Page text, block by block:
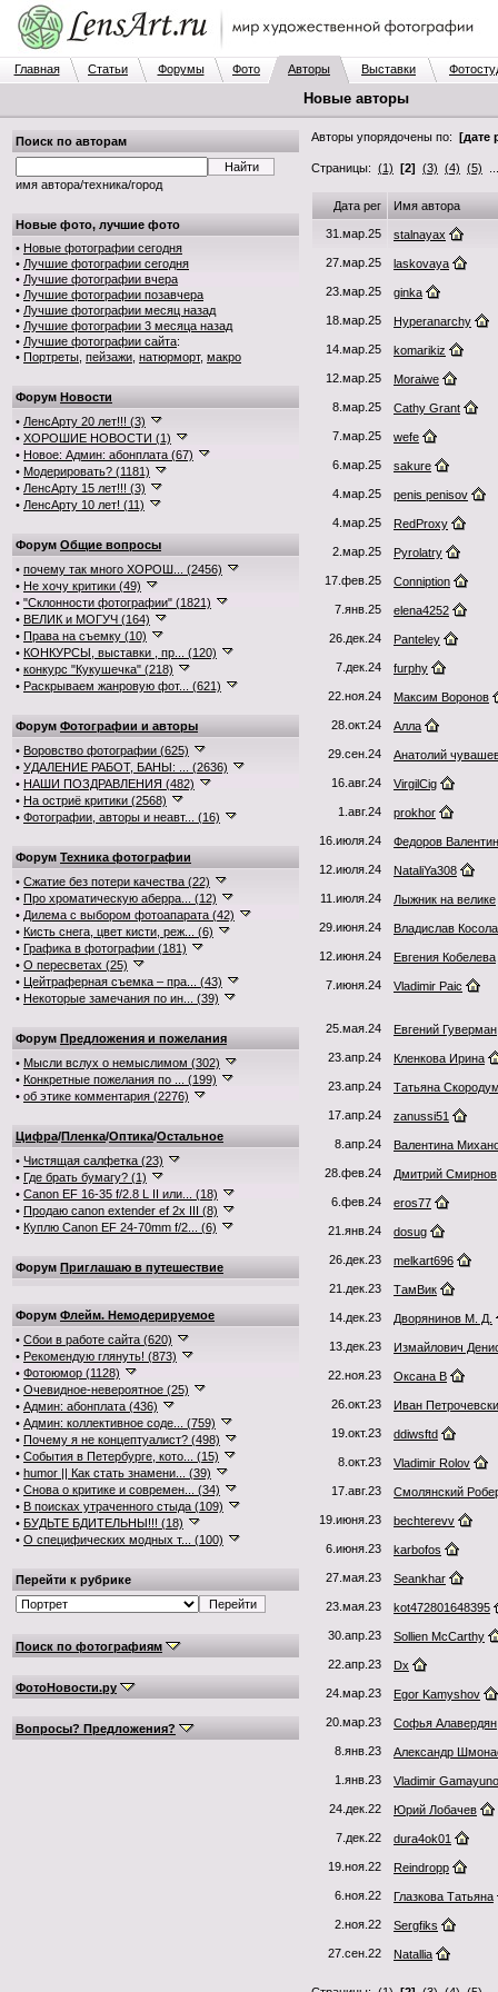
Главная Статьи Форумы Фото Авторы Выставки
Новые авторы
Поиск по авторам
имя автора/техника/город
Новые фото, лучшие фото
• Новые фотографии сегодня
• Лучшие фотографии сегодня
• Лучшие фотографии вчера
• Лучшие фотографии позавчера
• Лучшие фотографии месяц назад
• Лучшие фотографии 3 месяца назад
• Лучшие фотографии сайта:
• Портреты пейзажи натюрморт, макро
Форум Новости
• ЛенсАрту 20 лет!!! (3)
• ХОРОШИЕ НОВОСТИ (1)
• Новое: Админ: абонплата (67)
• Модерировать? (1181)
• ЛенсАрту 15 лет!!! (3)
• ЛенсАрту 10 лет! (11)
Форум Общие вопросы
• почему так много ХОРОШ... (2456)
• Не хочу критики (49)
• "Склонности фотографии" (1821)
• ВЕЛИК и МОГУЧ (164)
• Права на съемку (10)
• КОНКУРСЫ, выставки , пр... (120)
• конкурс "Кукушечка" (218)
• Раскрываем жанровую фот... (621)
Форум Фотографии и авторы
• Воровство фотографии (625)
• УДАЛЕНИЕ РАБОТ, БАНЫ: ... (2636)
• НАШИ ПОЗДРАВЛЕНИЯ (482)
• На остриё критики (2568)
• Фотографии, авторы и неавт... (16)
Форум Техника фотографии
• Сжатие без потери качества (22)
• Про хроматическую аберра... (12)
• Дилема с выбором фотоапарата (42)
• Кисть снега, цвет кисти, реж... (6)
• Графика в фотографии (181)
• О пересветах (25)
• Цейтраферная съемка – пра... (43)
• Некоторые замечания по ин... (39)
Форум Предложения и пожелания
• Мысли вслух о немыслимом (302)
• Конкретные пожелания по ... (199)
• об этике комментария (2276)
Цифра/Пленка/Оптика/Остальное
• Чистящая салфетка (23)
• Где брать бумагу? (1)
• Canon EF 16-35 f/2.8 L II или... (18)
• Продаю canon extender ef 2x III (8)
• Куплю Canon EF 24-70mm f/2... (6)
Форум Приглашаю в путешествие
Форум Флейм. Немодерируемое
• Сбои в работе сайта (620)
• Рекомендую глянуть! (873)
• Фотоюмор (1128)
• Очевидное-невероятное (25)
• Админ: абонплата (436)
• Админ: коллективное соде... (759)
• Почему я не концептуалист? (498)
• События в Петербурге, кото... (15)
• humor || Как стать знамени... (39)
• Снова о критике и современ... (34)
• В поисках утраченного стыда (109)
• БУДЬТЕ БДИТЕЛЬНЫ!!! (18)
• О специфических модных т... (100)
Перейти к рубрике
Поиск по фотографиям
ФотоНовости.ру
Вопросы? Предложения?
Авторы упорядочены по: [дате
Страницы: (1) [2] (3) (4) (5)
Дата рег Имя автора
31.мар.25 stalnayax
27.мар.25 laskovaya
23.мар.25 ginka
18.мар.25 Hyperanarchy
14.мар.25 komarikiz
12.мар.25 Moraiwe
8.мар.25 Cathy Grant
7.мар.25 wefe
6.мар.25 sakure
4.мар.25 penis penisov
4.мар.25 RedProxy
2.мар.25 Pyrolatry
17.фев.25 Conniption
7.янв.25 elena4252
26.дек.24 Panteley
7.дек.24 furphy
22.ноя.24 Максим Воронов
28.окт.24 Алла
29.сен.24 Анатолий
16.авг.24 VirgilCig
1.авг.24 prokhor
16.июля.24 Федоров Валентин
12.июля.24 NataliYa308
11.июля.24 Лыжник на велике
29.июня.24 Владислав
12.июня.24 Евгения Кобелева
7.июня.24 Vladimir Paic
25.мая.24 Евгений Гуверман
23.апр.24 Кленкова Ирина
23.апр.24 Татьяна
17.апр.24 zanussi51
8.апр.24 Валентина
28.фев.24 Дмитрий Смирнов
6.фев.24 eros77
21.янв.24 dosug
26.дек.23 melkart696
21.дек.23 ТамВик
14.дек.23 Дворянинов М. Д.
13.дек.23 Измайлович
22.ноя.23 Оксана В
26.окт.23 Иван
19.окт.23 ddiwsftd
8.окт.23 Vladimir Rolov
17.авг.23 Смолянский
19.июня.23 bechterevv
6.июня.23 karbofos
27.мая.23 Seankhar
23.мая.23 kot472801648395
30.апр.23 Sollien McCarthy
22.апр.23 Dx
24.мар.23 Egor Kamyshov
20.мар.23 Софья Алавердян
8.янв.23 Александр
1.янв.23 Vladimir
24.дек.22 Юрий Лобачев
7.дек.22 dura4ok01
19.ноя.22 Reindropp
6.ноя.22 Глазкова Татьяна
2.ноя.22 Sergfiks
27.сен.22 Natallia